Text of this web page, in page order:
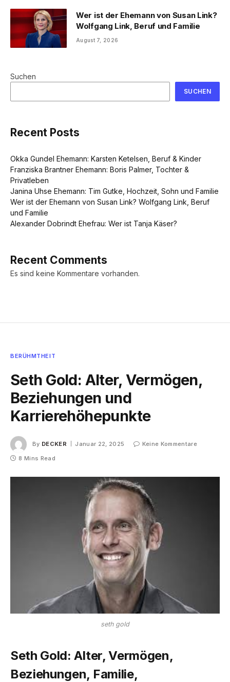
Wer ist der Ehemann von Susan Link?
Wolfgang Link, Beruf und Familie
August 7, 2026
Suchen
SUCHEN
Recent Posts
Okka Gundel Ehemann: Karsten Ketelsen, Beruf & Kinder
Franziska Brantner Ehemann: Boris Palmer, Tochter &
Privatleben
Janina Uhse Ehemann: Tim Gutke, Hochzeit, Sohn und Familie
Wer ist der Ehemann von Susan Link? Wolfgang Link, Beruf
und Familie
Alexander Dobrindt Ehefrau: Wer ist Tanja Käser?
Recent Comments
Es sind keine Kommentare vorhanden.
BERÜHMTHEIT
Seth Gold: Alter, Vermögen,
Beziehungen und
Karrierehöhepunkte
By DECKER Januar 22, 2025
Keine Kommentare
8 Mins Read
seth gold
Seth Gold: Alter, Vermögen,
Beziehungen, Familie,